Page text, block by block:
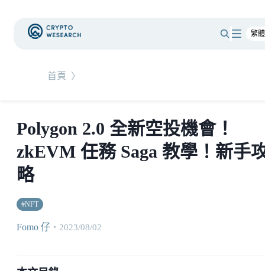
首頁 〉
Polygon 2.0 全新空投機會！
zkEVM 任務 Saga 教學！新手
略
#NFT
Fomo 仔 ・ 2023/08/02